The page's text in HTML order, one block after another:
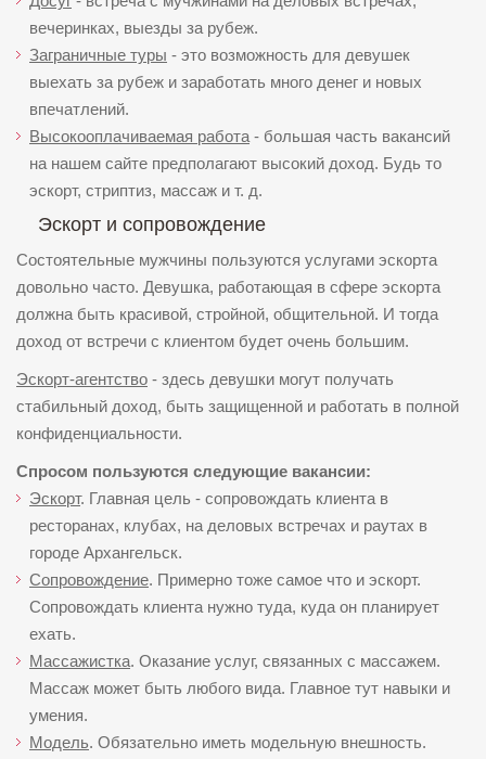
вечеринках, выезды за рубеж.
Заграничные туры - это возможность для девушек
выехать за рубеж и заработать много денег и новых
впечатлений.
Высокооплачиваемая работа - большая часть вакансий
на нашем сайте предполагают высокий доход. Будь то
эскорт, стриптиз, массаж и т. д.
Эскорт и сопровождение
Состоятельные мужчины пользуются услугами эскорта
довольно часто. Девушка, работающая в сфере эскорта
должна быть красивой, стройной, общительной. И тогда
доход от встречи с клиентом будет очень большим.
Эскорт-агентство - здесь девушки могут получать
стабильный доход, быть защищенной и работать в полной
конфиденциальности.
Спросом пользуются следующие вакансии:
Эскорт. Главная цель - сопровождать клиента в
ресторанах, клубах, на деловых встречах и раутах в
городе Архангельск.
Сопровождение. Примерно тоже самое что и эскорт.
Сопровождать клиента нужно туда, куда он планирует
ехать.
Массажистка. Оказание услуг, связанных с массажем.
Массаж может быть любого вида. Главное тут навыки и
умения.
Модель. Обязательно иметь модельную внешность.